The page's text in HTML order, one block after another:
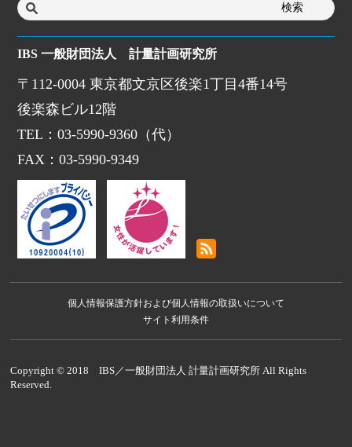
IBS 一般財団法人 計量計画研究所
〒112-0004 東京都文京区後楽1丁目4番14号
後楽森ビル12階
TEL：03-5990-9360（代）
FAX：03-5990-9349
個人情報保護方針および個人情報の取扱いについて
サイト利用条件
Copyright © 2018 IBS／一般財団法人 計量計画研究所 All Rights
Reserved.